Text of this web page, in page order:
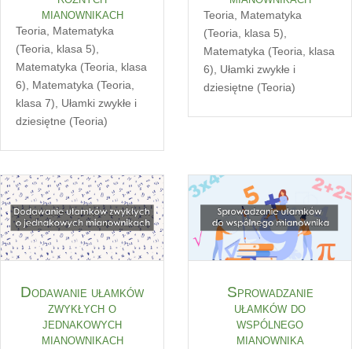
mianownikach
Teoria
Matematyka
(Teoria, klasa 5)
Matematyka (Teoria, klasa
6)
Matematyka (Teoria,
klasa 7)
Ułamki zwykłe i
dziesiętne (Teoria)
Teoria
Matematyka
(Teoria, klasa 5)
Matematyka (Teoria, klasa
6)
Ułamki zwykłe i
dziesiętne (Teoria)
Dodawanie ułamków
zwykłych o
jednakowych
mianownikach
Sprowadzanie
ułamków do
wspólnego
mianownika